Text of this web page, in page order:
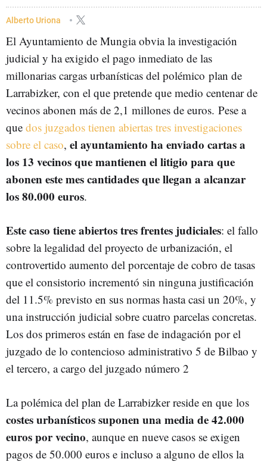
Alberto Uriona
El Ayuntamiento de Mungia obvia la investigación
judicial y ha exigido el pago inmediato de las
millonarias cargas urbanísticas del polémico plan de
Larrabizker, con el que pretende que medio centenar de
vecinos abonen más de 2,1 millones de euros. Pese a
que dos juzgados tienen abiertas tres investigaciones
sobre el caso, el ayuntamiento ha enviado cartas a
los 13 vecinos que mantienen el litigio para que
abonen este mes cantidades que llegan a alcanzar
los 80.000 euros.
Este caso tiene abiertos tres frentes judiciales: el fallo
sobre la legalidad del proyecto de urbanización, el
controvertido aumento del porcentaje de cobro de tasas
que el consistorio incrementó sin ninguna justificación
del 11.5% previsto en sus normas hasta casi un 20%, y
una instrucción judicial sobre cuatro parcelas concretas.
Los dos primeros están en fase de indagación por el
juzgado de lo contencioso administrativo 5 de Bilbao y
el tercero, a cargo del juzgado número 2
La polémica del plan de Larrabizker reside en que los
costes urbanísticos suponen una media de 42.000
euros por vecino, aunque en nueve casos se exigen
pagos de 50.000 euros e incluso a alguno de ellos la